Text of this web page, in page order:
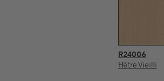
R24006
Hêtre Vieilli